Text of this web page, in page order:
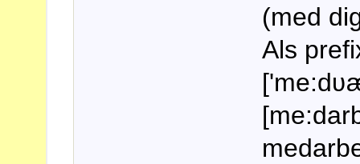
(med
Als